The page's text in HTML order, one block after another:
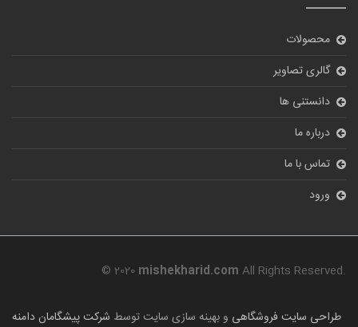
محصولات
گالری تصاویر
دانستنی ها
درباره ما
تماس با ما
ورود
© 2020 mishekharid.com All Rights Reserved.
طراحی سایت فروشگاهی و بهینه سازی سایت توسط شرکت پیشگامان دامنه